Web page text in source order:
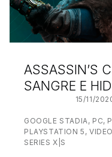
ASSASSIN’S
SANGRE E
15/11/
GOOGLE STADIA , PC,
PLAYSTATION 5 ,
SERIES X|S